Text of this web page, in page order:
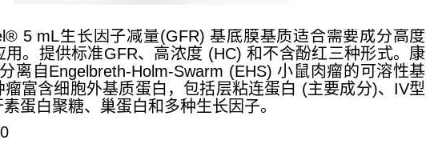
5 mL生长因子减量(GFR) 基底膜基质适合需要成分高度
用。提供标准GFR、高浓度 (HC) 和不含酚红三种形式。康
离自Engelbreth-Holm-Swarm (EHS) 小鼠肉瘤的可溶性基
富含细胞外基质蛋白，包括层粘连蛋白 (主要成分)、IV型
蛋白聚糖、巢蛋白和多种生长因子。